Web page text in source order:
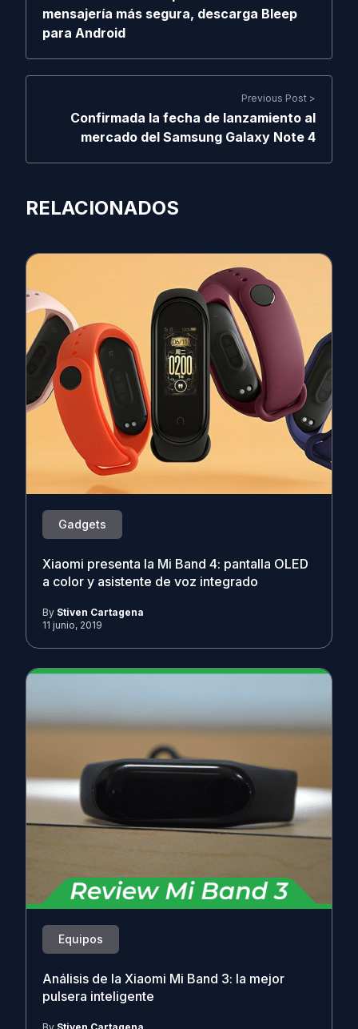
mensajería más segura, descarga Bleep
para Android
Previous Post >
Confirmada la fecha de lanzamiento al
mercado del Samsung Galaxy Note 4
RELACIONADOS
Gadgets
Xiaomi presenta la Mi Band 4: pantalla OLED
a color y asistente de voz integrado
By Stiven Cartagena
11 junio, 2019
Equipos
Análisis de la Xiaomi Mi Band 3: la mejor
pulsera inteligente